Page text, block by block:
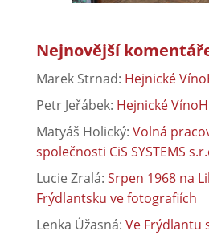
Nejnovější
Marek Strnad: Hejnické
Petr Jeřábek: Hejnické
Matyáš Holický: Volná
společnosti CiS SYSTEMS
Lucie Zralá: Srpen 1968 na
Frýdlantsku ve fotografiích
Lenka Úžasná: Ve Frýdlantu